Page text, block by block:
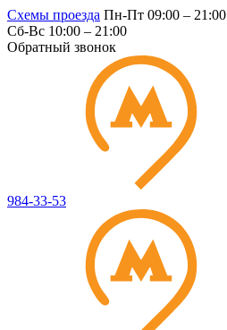
Схемы проезда Пн-Пт 09:00 – 21:00
Сб-Вс 10:00 – 21:00
Обратный звонок
984-33-53